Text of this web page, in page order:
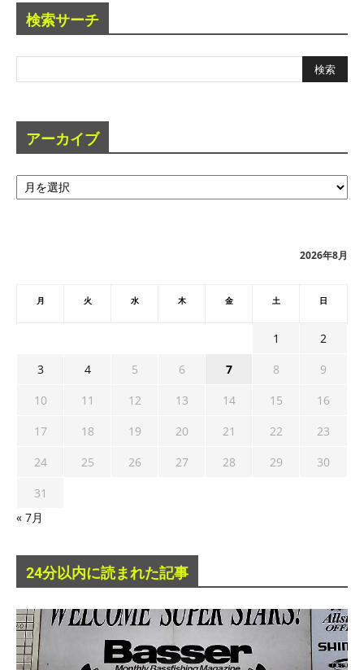
検索サーチ
アーカイブ
ア
ー
2026年8月
月 火 水 木 金 土 日
1
2
3
4 5 6 7 8
9
10
11 12 13 14 15
16
17
18 19 20 21 22
23
24
25 26 27 28 29
30
31
« 7月
24分以内に読まれた記事